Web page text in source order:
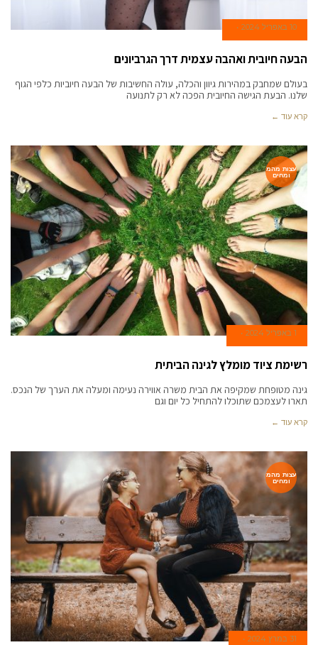
10 באפריל 2024
הבעה חיובית ואהבה עצמית דרך הגרביונים
בעולם שמחבק במהירות גיוון והכלה, עולה החשיבות של הבעה חיוביות כלפי הגוף
שלנו. הבעת הגישה החיובית הפכה לא רק לתנועה
קרא עוד ←
עצות מהמ
ומחים
1 באפריל 2024
רשימת ציוד מומלץ לגינה הביתית
גינה מטופחת שמקיפה את הבית משרה אווירה נעימה ומעלה את הערך של הנכס.
תארו לעצמכם שתוכלו להתחיל כל יום וגם
קרא עוד ←
עצות מהמ
ומחים
31 במרץ 2024